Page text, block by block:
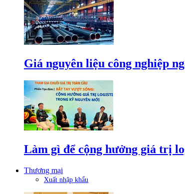
Giá nguyên liệu công nghiệp
Làm gì để cộng hưởng giá trị
Thương mại
Xuất nhập khẩu